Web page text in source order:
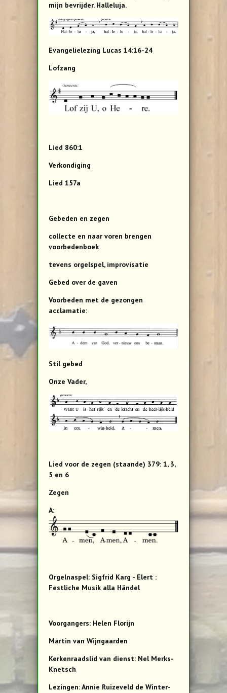
mijn bevrijder. Halleluja.
Evangelielezing Lucas 14:16-24
Lofzang
Lied 860:1
Verkondiging
Lied 157a
Gebeden en zegen
collecte en naar voren brengen
voorbedenboek
tevens orgelspel, improvisatie
Gebed over de gaven
Voorbeden met de gezongen
acclamatie:
Stil gebed
Onze Vader,
Lied voor de zegen (staande) 379: 1, 3,
5 en 6
Zegen
A:
Orgelnaspel: Sigfrid Karg - Elert :
Festliche Musik alla Händel
Voorgangers: Helen Florijn
Martin van Wijngaarden
Kerkenraadslid van dienst: Nel Merks-
Knetsch
Lezingen: Annie Ruizeveld de Winter-